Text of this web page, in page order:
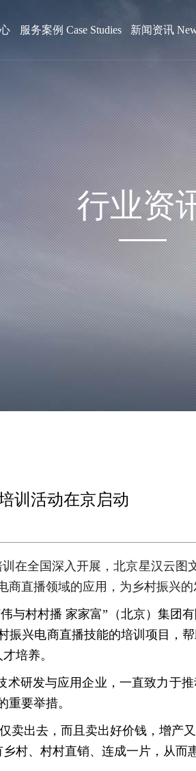
服务案例 Case Studies 新闻资讯
行业资
训活动在京启动
全国深入开展，北京星汉云图
直播领域的应用，为乡村振兴的
与村村播 家家富”（北京）集团
兴电商直播技能的培训项目，
培养。
研发与应用企业，一直致力于
要举措。
卖出去，而且卖出好价钱，增产
村、村村直销、连成一片，从而